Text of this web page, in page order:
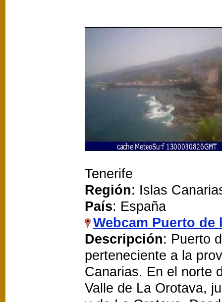
Tenerife
Región: Islas
País: España
Webcam Puerto de
Descripción: Puerto
perteneciente a la
Canarias. En el norte
Valle de La Orotava,